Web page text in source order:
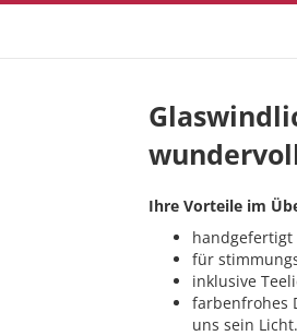
Ihre Vorteile im
für
inklusive
farbenfrohes
uns sein